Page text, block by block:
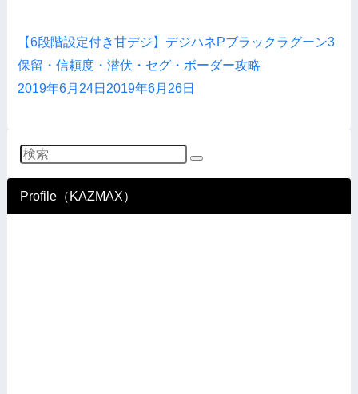
【6段階設定付き甘デジ】デジハネPブラックラグーン3
保留・信頼度・潜伏・セグ・ボーダー攻略
2019年6月24日 2019年6月26日
Profile（KAZMAX）